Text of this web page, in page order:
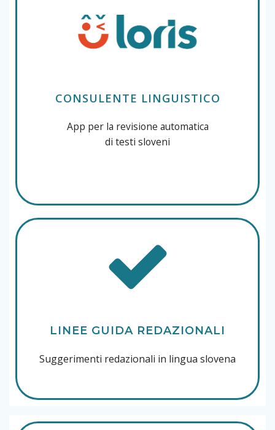
CONSULENTE LINGUISTICO
App per la revisione automatica
di testi sloveni
LINEE GUIDA REDAZIONALI
Suggerimenti redazionali in lingua slovena